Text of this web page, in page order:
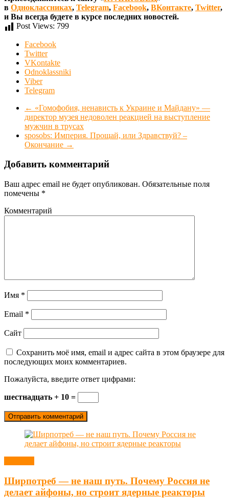
в Одноклассниках, Telegram, Facebook, ВКонтакте, Twitter,
и Вы всегда будете в курсе последних новостей.
Post Views: 799
Facebook
Twitter
VKontakte
Odnoklassniki
Viber
Telegram
← «Гомофобия, ненависть к Украине и Майдану» —
директор музея недоволен реакцией на выступление
мужчин в трусах
sposobs: Империя. Прощай, или Здравствуй? –
Окончание →
Добавить комментарий
Ваш адрес email не будет опубликован. Обязательные поля
помечены *
Комментарий
Имя *
Email *
Сайт
Сохранить моё имя, email и адрес сайта в этом браузере для
последующих моих комментариев.
Пожалуйста, введите ответ цифрами:
шестнадцать + 10 =
Ширпотреб — не наш путь. Почему Россия не
делает айфоны, но строит ядерные реакторы